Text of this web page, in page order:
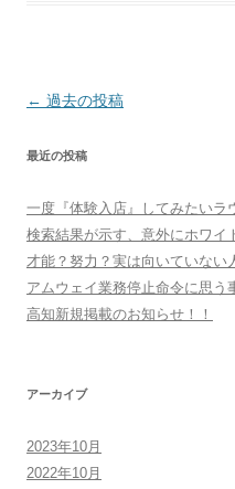
投
ナ
ゲ
ー
シ
ョ
← 過去の投稿
最近の投稿
一度『体験入店』してみたいラ
検索結果が示す、意外にホワイ
才能？努力？実は向いていない
アムウェイ業務停止命令に思う
高知新規掲載のお知らせ！！
アーカイブ
2023年10月
2022年10月